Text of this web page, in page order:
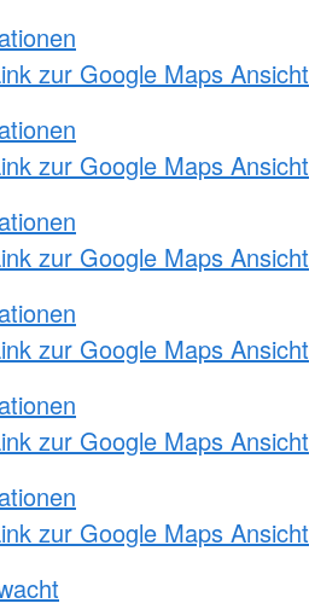
zur Google Maps Ansicht
zur Google Maps Ansicht
zur Google Maps Ansicht
zur Google Maps Ansicht
zur Google Maps Ansicht
zur Google Maps Ansicht